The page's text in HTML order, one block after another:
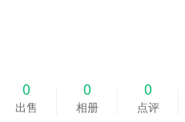
0
出售
0
相册
0
点评